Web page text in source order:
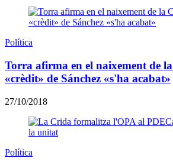
Política
Torra afirma en el naixement de
«crèdit» de Sánchez «s'ha acabat»
27/10/2018
Política